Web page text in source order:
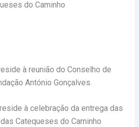
do Caminho
à reunião do Conselho de
António Gonçalves.
à celebração da entrega das
Catequeses do Caminho